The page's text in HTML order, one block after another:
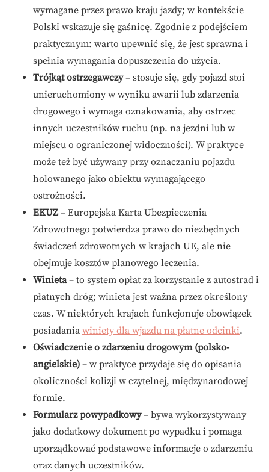
wymagane przez prawo kraju jazdy; w kontekście
Polski wskazuje się gaśnicę. Zgodnie z podejściem
praktycznym: warto upewnić się, że jest sprawna i
spełnia wymagania dopuszczenia do użycia.
Trójkąt ostrzegawczy– stosuje się, gdy pojazd stoi
unieruchomiony w wyniku awarii lub zdarzenia
drogowego i wymaga oznakowania, aby ostrzec
innych uczestników ruchu (np. na jezdni lub w
miejscu o ograniczonej widoczności). W praktyce
może też być używany przy oznaczaniu pojazdu
holowanego jako obiektu wymagającego
ostrożności.
EKUZ– Europejska Karta Ubezpieczenia
Zdrowotnego potwierdza prawo do niezbędnych
świadczeń zdrowotnych w krajach UE, ale nie
obejmuje kosztów planowego leczenia.
Winieta– to system opłat za korzystanie z autostrad i
płatnych dróg; winieta jest ważna przez określony
czas. W niektórych krajach funkcjonuje obowiązek
posiadania winiety dla wjazdu na płatne odcinki.
Oświadczenie o zdarzeniu drogowym (polsko-
angielskie) – w praktyce przydaje się do opisania
okoliczności kolizji w czytelnej, międzynarodowej
formie.
Formularz powypadkowy– bywa wykorzystywany
jako dodatkowy dokument po wypadku i pomaga
uporządkować podstawowe informacje o zdarzeniu
oraz danych uczestników.